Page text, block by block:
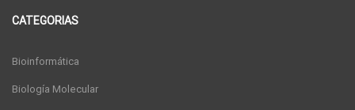
CATEGORIAS
Bioinformática
Biología Molecular